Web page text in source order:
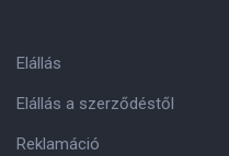
Elállás
Elállás a szerződéstől
Reklamáció